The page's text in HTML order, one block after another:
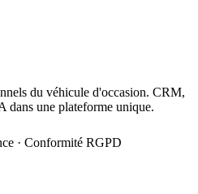
du véhicule d'occasion. CRM,
dans une plateforme unique.
· Conformité RGPD